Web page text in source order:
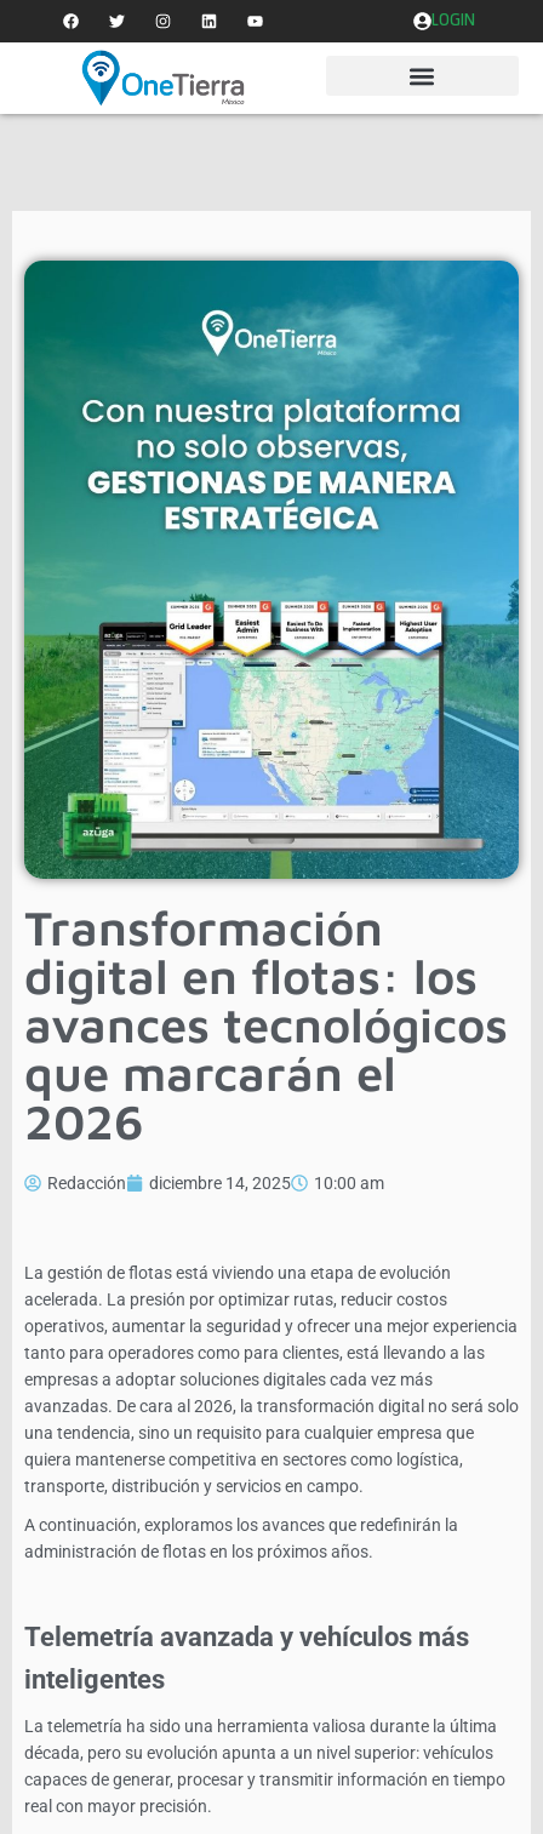
LOGIN
Transformación
digital en flotas: los
avances tecnológicos
que marcarán el
2026
Redacción diciembre 14, 2025 10:00 am
La gestión de flotas está viviendo una etapa de evolución
acelerada. La presión por optimizar rutas, reducir costos
operativos, aumentar la seguridad y ofrecer una mejor experiencia
tanto para operadores como para clientes, está llevando a las
empresas a adoptar soluciones digitales cada vez más
avanzadas. De cara al 2026, la transformación digital no será solo
una tendencia, sino un requisito para cualquier empresa que
quiera mantenerse competitiva en sectores como logística,
transporte, distribución y servicios en campo.
A continuación, exploramos los avances que redefinirán la
administración de flotas en los próximos años.
Telemetría avanzada y vehículos más
inteligentes
La telemetría ha sido una herramienta valiosa durante la última
década, pero su evolución apunta a un nivel superior: vehículos
capaces de generar, procesar y transmitir información en tiempo
real con mayor precisión.